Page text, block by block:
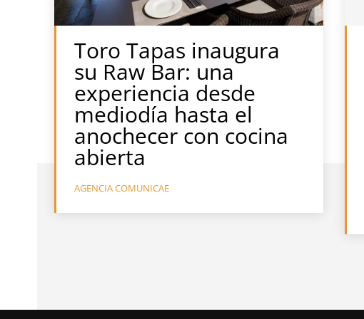
Toro Tapas inaugura
su Raw Bar: una
experiencia desde
mediodía hasta el
anochecer con cocina
abierta
AGENCIA COMUNICAE